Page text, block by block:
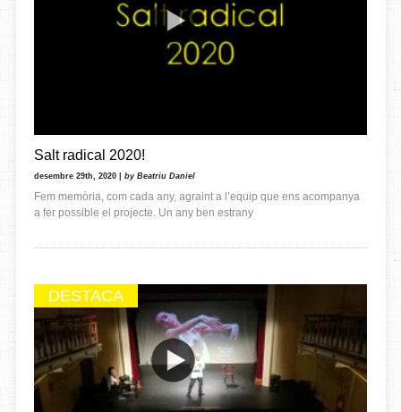
Salt radical 2020!
desembre 29th, 2020 | by Beatriu Daniel
Fem memòria, com cada any, agraint a l’equip que ens acompanya
a fer possible el projecte. Un any ben estrany
DESTACA